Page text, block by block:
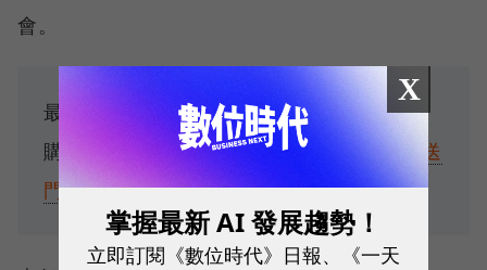
會。
最新6月號雜誌《高價值企業100強》馬上
購： 傳送門單期「電子雜誌」輕鬆讀：傳送
門
X
掌握最新 AI 發展趨勢！
立即訂閱《數位時代》日報、《一天